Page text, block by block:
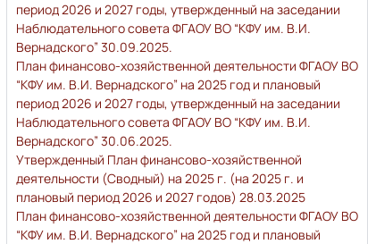
период 2026 и 2027 годы, утвержденный на заседании
Наблюдательного совета ФГАОУ ВО “КФУ им. В.И.
Вернадского” 30.09.2025.
План финансово-хозяйственной деятельности ФГАОУ ВО
“КФУ им. В.И. Вернадского” на 2025 год и плановый
период 2026 и 2027 годы, утвержденный на заседании
Наблюдательного совета ФГАОУ ВО “КФУ им. В.И.
Вернадского” 30.06.2025.
Утвержденный План финансово-хозяйственной
деятельности (Сводный) на 2025 г. (на 2025 г. и
плановый период 2026 и 2027 годов) 28.03.2025
План финансово-хозяйственной деятельности ФГАОУ ВО
“КФУ им. В.И. Вернадского” на 2025 год и плановый